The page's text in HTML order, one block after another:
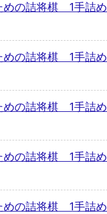
めの詰将棋 1手詰
めの詰将棋 1手詰
めの詰将棋 1手詰
めの詰将棋 1手詰
めの詰将棋 1手詰